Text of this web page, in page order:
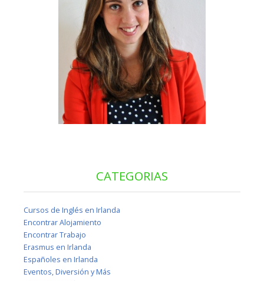
CATEGORIAS
Cursos de Inglés en Irlanda
Encontrar Alojamiento
Encontrar Trabajo
Erasmus en Irlanda
Españoles en Irlanda
Eventos, Diversión y Más